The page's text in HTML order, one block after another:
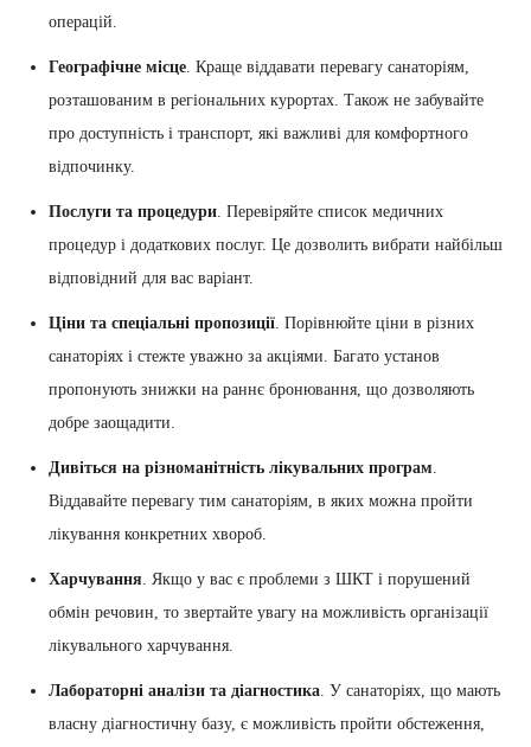
операцій.
Географічне місце. Краще віддавати перевагу санаторіям,
розташованим в регіональних курортах. Також не забувайте
про доступність і транспорт, які важливі для комфортного
відпочинку.
Послуги та процедури. Перевіряйте список медичних
процедур і додаткових послуг. Це дозволить вибрати найбільш
відповідний для вас варіант.
Ціни та спеціальні пропозиції. Порівнюйте ціни в різних
санаторіях і стежте уважно за акціями. Багато установ
пропонують знижки на раннє бронювання, що дозволяють
добре заощадити.
Дивіться на різноманітність лікувальних програм.
Віддавайте перевагу тим санаторіям, в яких можна пройти
лікування конкретних хвороб.
Харчування. Якщо у вас є проблеми з ШКТ і порушений
обмін речовин, то звертайте увагу на можливість організації
лікувального харчування.
Лабораторні аналізи та діагностика. У санаторіях, що мають
власну діагностичну базу, є можливість пройти обстеження,